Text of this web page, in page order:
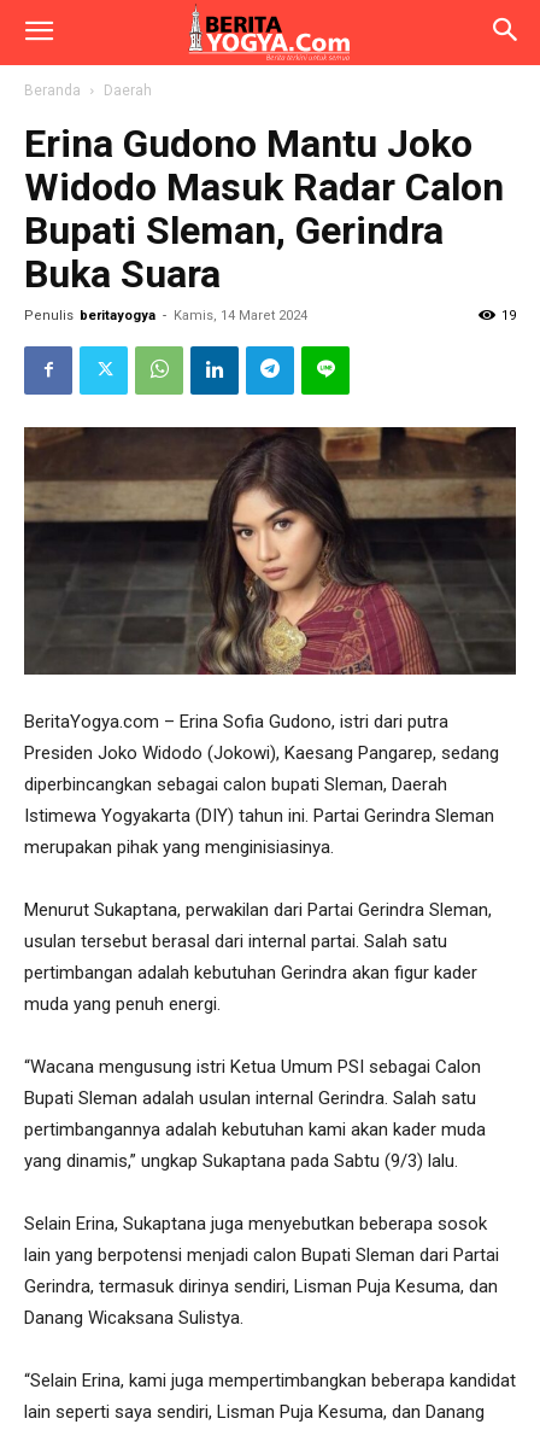
Beranda Daerah
Erina Gudono Mantu Joko
Widodo Masuk Radar Calon
Bupati Sleman, Gerindra
Buka Suara
Penulis beritayogya - Kamis, 14 Maret 2024 19
BeritaYogya.com – Erina Sofia Gudono, istri dari putra
Presiden Joko Widodo (Jokowi), Kaesang Pangarep, sedang
diperbincangkan sebagai calon bupati Sleman, Daerah
Istimewa Yogyakarta (DIY) tahun ini. Partai Gerindra Sleman
merupakan pihak yang menginisiasinya.
Menurut Sukaptana, perwakilan dari Partai Gerindra Sleman,
usulan tersebut berasal dari internal partai. Salah satu
pertimbangan adalah kebutuhan Gerindra akan figur kader
muda yang penuh energi.
“Wacana mengusung istri Ketua Umum PSI sebagai Calon
Bupati Sleman adalah usulan internal Gerindra. Salah satu
pertimbangannya adalah kebutuhan kami akan kader muda
yang dinamis,” ungkap Sukaptana pada Sabtu (9/3) lalu.
Selain Erina, Sukaptana juga menyebutkan beberapa sosok
lain yang berpotensi menjadi calon Bupati Sleman dari Partai
Gerindra, termasuk dirinya sendiri, Lisman Puja Kesuma, dan
Danang Wicaksana Sulistya.
“Selain Erina, kami juga mempertimbangkan beberapa kandidat
lain seperti saya sendiri, Lisman Puja Kesuma, dan Danang